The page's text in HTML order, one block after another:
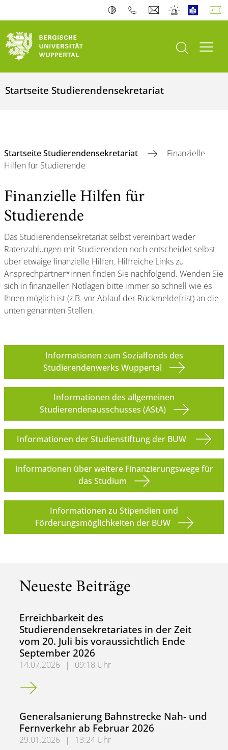
Suche öffnen
Startseite Studierendensekretariat
Startseite Studierendensekretariat
Finanzielle
Hilfen für Studierende
Finanzielle Hilfen für
Studierende
Das Studierendensekretariat selbst vereinbart weder
Ratenzahlungen mit Studierenden noch entscheidet selbst
über etwaige finanzielle Hilfen. Hilfreiche Links zu
Ansprechpartner*innen finden Sie nachfolgend. Wenden Sie
sich in finanziellen Notlagen bitte immer so schnell wie es
Ihnen möglich ist (z.B. vor Ablauf der Rückmeldefrist) an die
unten genannten Stellen.
Informationen zum Sozialfonds des
Studierendenwerks Wuppertal
Informationen des allgemeinen
Studierendenausschusses (AStA)
Informationen der Studienstiftung der BUW
Informationen über weitere Finanzierungswege für
das Studium
Informationen zu Stipendien und
Förderungsmöglichkeiten der BUW
Neueste Beiträge
Erreichbarkeit des
Studierendensekretariates in der Zeit
vom 20. Juli bis voraussichtlich Ende
September 2026
14.07.2026 |
09:18 Uhr
Erreichbarkeit des Studierendensekretariates in der
Generalsanierung Bahnstrecke Nah- und
Fernverkehr ab Februar 2026
29.01.2026 |
13:24 Uhr